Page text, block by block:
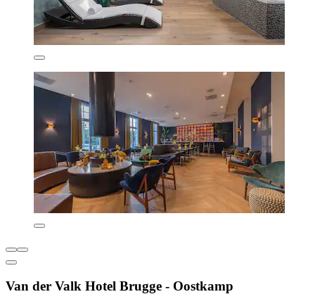
Van der Valk Hotel Brugge - Oostkamp